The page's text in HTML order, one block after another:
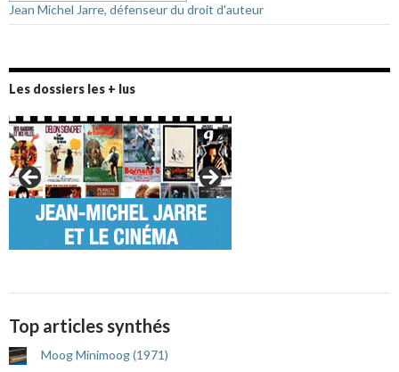
Jean Michel Jarre, défenseur du droit d'auteur
Les dossiers les + lus
Top articles synthés
Moog Minimoog (1971)